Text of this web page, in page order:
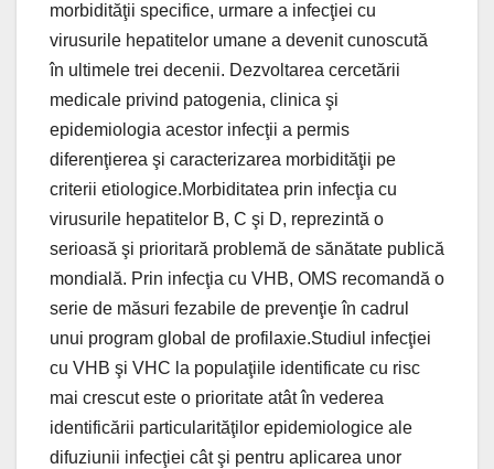
morbidităţii specifice, urmare a infecţiei cu
virusurile hepatitelor umane a devenit cunoscută
în ultimele trei decenii. Dezvoltarea cercetării
medicale privind patogenia, clinica şi
epidemiologia acestor infecţii a permis
diferenţierea şi caracterizarea morbidităţii pe
criterii etiologice.Morbiditatea prin infecţia cu
virusurile hepatitelor B, C şi D, reprezintă o
serioasă şi prioritară problemă de sănătate publică
mondială. Prin infecţia cu VHB, OMS recomandă o
serie de măsuri fezabile de prevenţie în cadrul
unui program global de profilaxie.Studiul infecţiei
cu VHB şi VHC la populaţiile identificate cu risc
mai crescut este o prioritate atât în vederea
identificării particularităţilor epidemiologice ale
difuziunii infecţiei cât şi pentru aplicarea unor